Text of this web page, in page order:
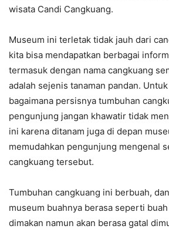
wisata Candi Cangkuang.
Museum ini terletak tidak jauh dari
kita bisa mendapatkan berbagai
termasuk dengan nama cangkuang
adalah sejenis tanaman pandan.
bagaimana persisnya tumbuhan
pengunjung jangan khawatir tidak
ini karena ditanam juga di depan
memudahkan pengunjung mengenal
cangkuang tersebut.
Tumbuhan cangkuang ini berbuah,
museum buahnya berasa seperti
dimakan namun akan berasa gatal